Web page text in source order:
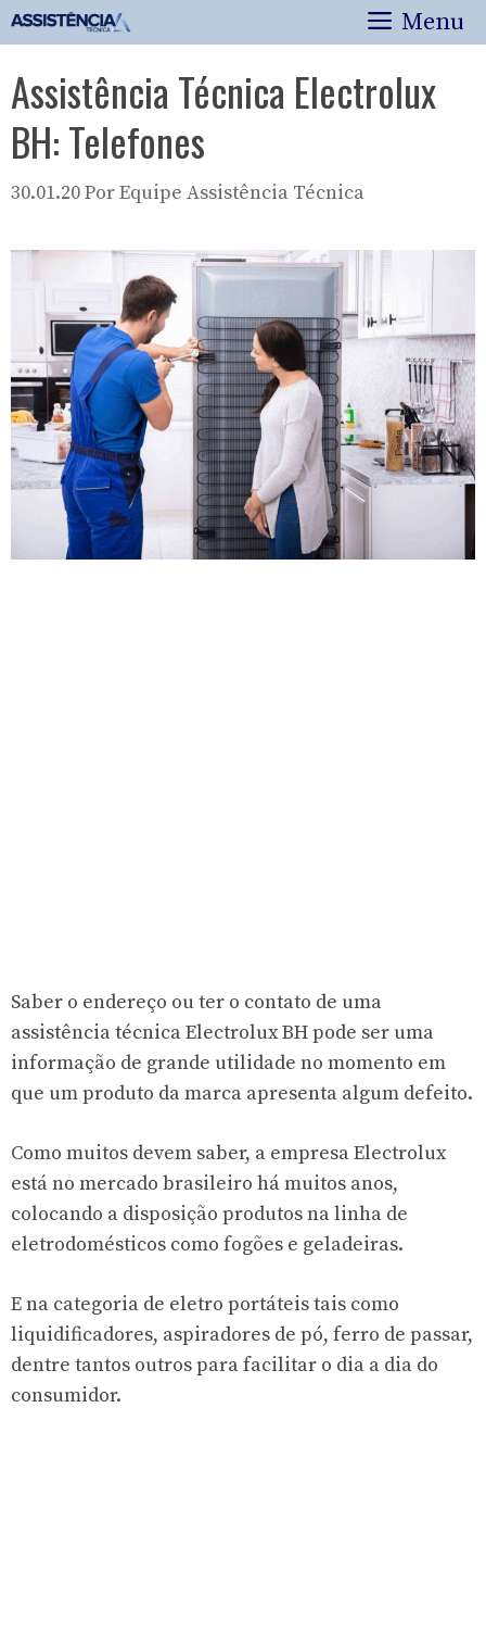
Pular
para
conteúdo
Menu
Assistência Técnica Electrolux
BH: Telefones
30.01.20PorEquipe Assistência Técnica
Saber o endereço ou ter o contato de uma
assistência técnica Electrolux BH pode ser uma
informação de grande utilidade no momento em
que um produto da marca apresenta algum defeito.
Como muitos devem saber, a empresa Electrolux
está no mercado brasileiro há muitos anos,
colocando a disposição produtos na linha de
eletrodomésticos como fogões e geladeiras.
E na categoria de eletro portáteis tais como
liquidificadores, aspiradores de pó, ferro de passar,
dentre tantos outros para facilitar o dia a dia do
consumidor.